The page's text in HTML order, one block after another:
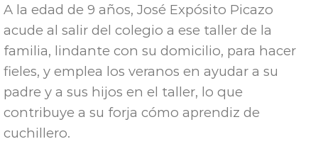
A la edad de 9 años, José Expósito Picazo
acude al salir del colegio a ese taller de la
familia, lindante con su domicilio, para hacer
fieles, y emplea los veranos en ayudar a su
padre y a sus hijos en el taller, lo que
contribuye a su forja cómo aprendiz de
cuchillero.